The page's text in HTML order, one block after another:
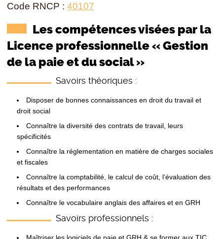
Code RNCP : 40107
Les compétences visées par la
Licence professionnelle « Gestion
de la paie et du social »
Savoirs théoriques :
Disposer de bonnes connaissances en droit du travail et
droit social
Connaître la diversité des contrats de travail, leurs
spécificités
Connaître la réglementation en matière de charges sociales
et fiscales
Connaître la comptabilité, le calcul de coût, l’évaluation des
résultats et des performances
Connaître le vocabulaire anglais des affaires et en GRH
Savoirs professionnels :
Maîtriser les logiciels de paie et GRH & se former aux TIC